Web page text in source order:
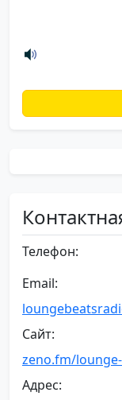
Телефон:
Email:
Сайт:
zeno.fm/
Адрес: